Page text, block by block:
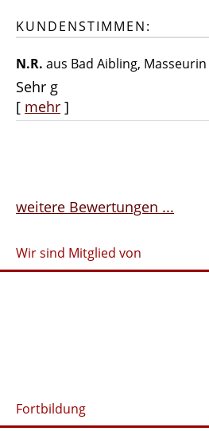
KUNDENSTIMMEN:
N.R. aus Bad Aibling, Masseurin
Sehr g
[ mehr ]
weitere Bewertungen ...
Wir sind Mitglied von
Fortbildung